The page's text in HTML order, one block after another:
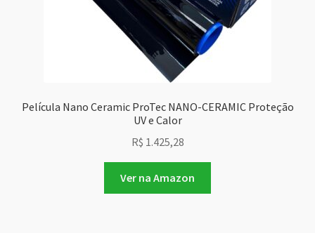
Película Nano Ceramic ProTec NANO-CERAMIC Proteção
UV e Calor
R$ 1.425,28
Ver na Amazon